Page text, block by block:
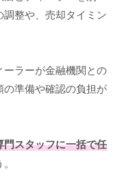
整や、売却タイミン
ーラーが金融機関との
準備や確認の負担が
門スタッフに一括で任